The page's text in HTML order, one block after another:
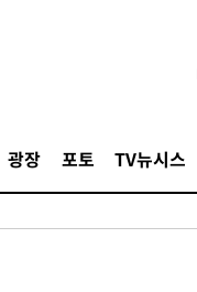
광장 포토 TV뉴시스